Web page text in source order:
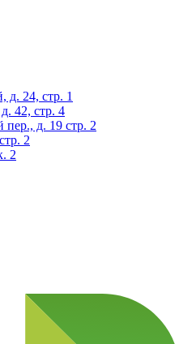
д. 24, стр. 1
42, стр. 4
д. 19 стр. 2
2
2